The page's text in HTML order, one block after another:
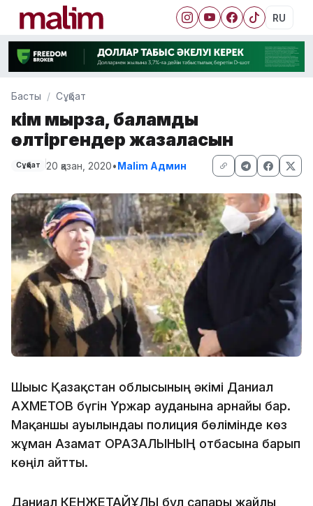
RU
Басты Сұқбат
Әкім мырза, баламды
өлтіргендер жазаласын
Сұқбат 20 қазан, 2020•Malim Админ
Шығыс Қазақстан облысының әкімі Даниал
АХМЕТОВ бүгін Үржар ауданына арнайы бар.
Мақаншы ауылындағы полиция бөлімінде көз
жұмған Азамат ОРАЗАЛЫНЫҢ отбасына барып
көңіл айтты.
Даниал КЕНЖЕТАЙҰЛЫ бұл сапары жайлы